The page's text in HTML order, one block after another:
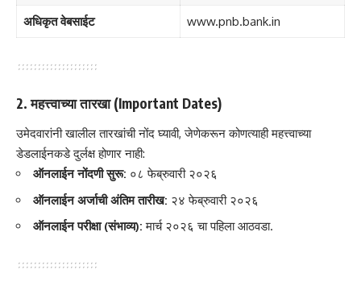
अधिकृत वेबसाईट www.pnb.bank.in
2. महत्त्वाच्या तारखा (Important Dates)
उमेदवारांनी खालील तारखांची नोंद घ्यावी, जेणेकरून कोणत्याही महत्त्वाच्या
डेडलाईनकडे दुर्लक्ष होणार नाही:
ऑनलाईन नोंदणी सुरू: ०८ फेब्रुवारी २०२६
ऑनलाईन अर्जाची अंतिम तारीख: २४ फेब्रुवारी २०२६
ऑनलाईन परीक्षा (संभाव्य): मार्च २०२६ चा पहिला आठवडा.